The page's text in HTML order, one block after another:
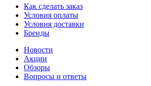
Как сделать заказ
Условия оплаты
Условия доставки
Бренды
Новости
Акции
Обзоры
Вопросы и ответы